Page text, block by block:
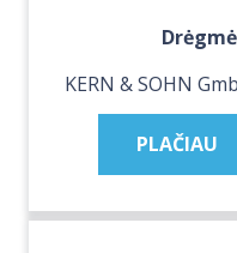
KERN & SOHN
PLAČIAU